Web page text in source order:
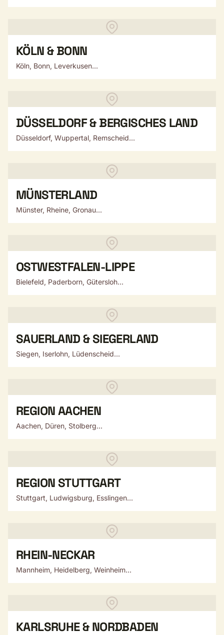
KÖLN & BONN
Köln, Bonn, Leverkusen...
DÜSSELDORF & BERGISCHES LAND
Düsseldorf, Wuppertal, Remscheid...
MÜNSTERLAND
Münster, Rheine, Gronau...
OSTWESTFALEN-LIPPE
Bielefeld, Paderborn, Gütersloh...
SAUERLAND & SIEGERLAND
Siegen, Iserlohn, Lüdenscheid...
REGION AACHEN
Aachen, Düren, Stolberg...
REGION STUTTGART
Stuttgart, Ludwigsburg, Esslingen...
RHEIN-NECKAR
Mannheim, Heidelberg, Weinheim...
KARLSRUHE & NORDBADEN